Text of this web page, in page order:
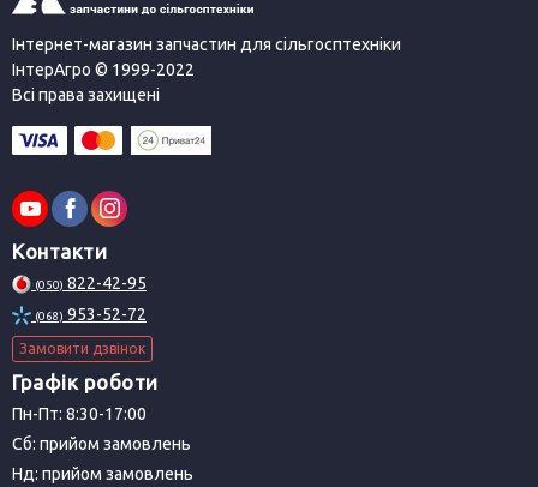
Інтернет-магазин запчастин для сільгосптехніки
ІнтерАгро © 1999-2022
Всі права захищені
Контакти
(050) 822-42-95
(068) 953-52-72
Замовити дзвінок
Графік роботи
Пн-Пт: 8:30-17:00
Сб: прийом замовлень
Нд: прийом замовлень